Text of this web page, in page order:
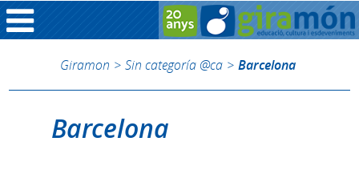
Giramon > Sin categoría @ca > Barcelona
Barcelona